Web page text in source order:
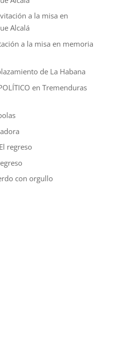
a la misa en
Alcalá
a la misa en memoria
de La Habana
en Tremenduras
El regreso
con orgullo